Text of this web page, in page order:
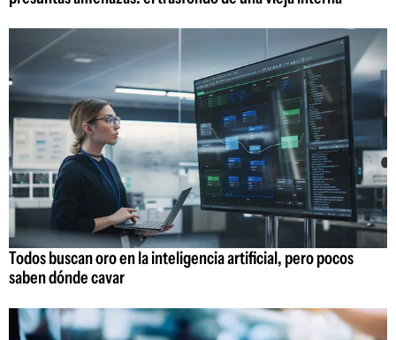
Todos buscan oro en la inteligencia artificial, pero pocos
saben dónde cavar